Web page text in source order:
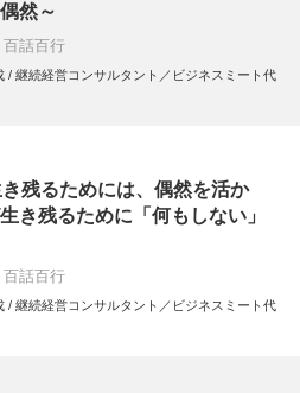
然～
話百行
/ 継続経営コンサルタント／ビジネスミート代
残るためには、偶然を活か
き残るために「何もしない」
話百行
/ 継続経営コンサルタント／ビジネスミート代